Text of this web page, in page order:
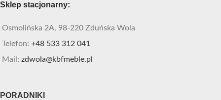
Sklep stacjonarny:
Osmolińska 2A, 98-220 Zduńska Wola
Telefon: +48 533 312 041
Mail: zdwola@kbfmeble.pl
PORADNIKI